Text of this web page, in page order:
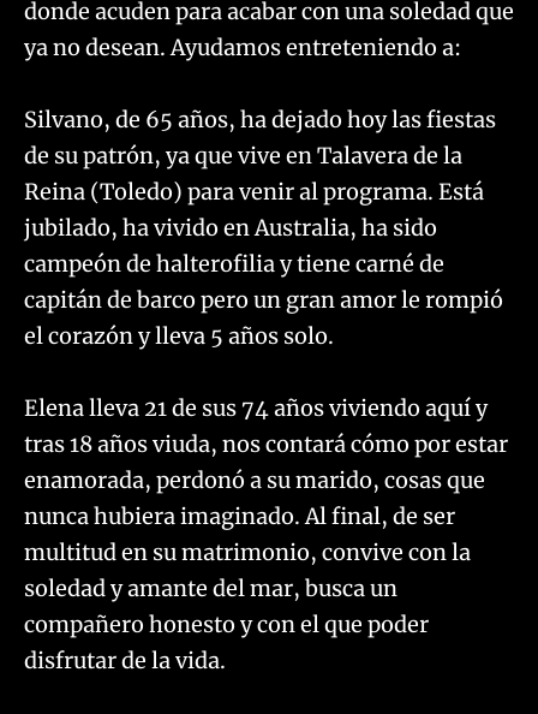
donde acuden para acabar con una soledad que
ya no desean. Ayudamos entreteniendo a:
Silvano, de 65 años, ha dejado hoy las fiestas
de su patrón, ya que vive en Talavera de la
Reina (Toledo) para venir al programa. Está
jubilado, ha vivido en Australia, ha sido
campeón de halterofilia y tiene carné de
capitán de barco pero un gran amor le rompió
el corazón y lleva 5 años solo.
Elena lleva 21 de sus 74 años viviendo aquí y
tras 18 años viuda, nos contará cómo por estar
enamorada, perdonó a su marido, cosas que
nunca hubiera imaginado. Al final, de ser
multitud en su matrimonio, convive con la
soledad y amante del mar, busca un
compañero honesto y con el que poder
disfrutar de la vida.